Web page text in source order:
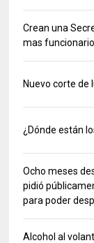
Crean una
mas
Nuevo corte de
¿Dónde están
Ocho meses
pidió
para poder
Alcohol al